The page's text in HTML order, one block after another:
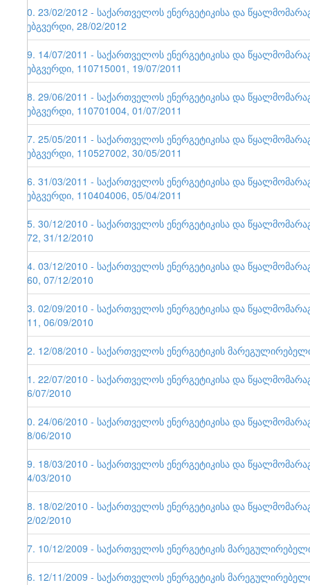
50. 23/02/2012 - საქართველოს ენერგეტიკისა და
ვებგვერდი, 28/02/2012
49. 14/07/2011 - საქართველოს ენერგეტიკისა და
ვებგვერდი, 110715001, 19/07/2011
48. 29/06/2011 - საქართველოს ენერგეტიკისა და
ვებგვერდი, 110701004, 01/07/2011
47. 25/05/2011 - საქართველოს ენერგეტიკისა და
ვებგვერდი, 110527002, 30/05/2011
46. 31/03/2011 - საქართველოს ენერგეტიკისა და
ვებგვერდი, 110404006, 05/04/2011
45. 30/12/2010 - საქართველოს ენერგეტიკისა და
172, 31/12/2010
44. 03/12/2010 - საქართველოს ენერგეტიკისა და
160, 07/12/2010
43. 02/09/2010 - საქართველოს ენერგეტიკისა და
111, 06/09/2010
42. 12/08/2010 - საქართველოს ენერგეტიკის
41. 22/07/2010 - საქართველოს ენერგეტიკისა და
26/07/2010
40. 24/06/2010 - საქართველოს ენერგეტიკისა და
28/06/2010
39. 18/03/2010 - საქართველოს ენერგეტიკისა და
24/03/2010
38. 18/02/2010 - საქართველოს ენერგეტიკისა და
22/02/2010
37. 10/12/2009 - საქართველოს ენერგეტიკის
36. 12/11/2009 - საქართველოს ენერგეტიკის